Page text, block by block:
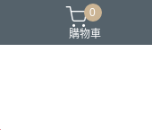
0
購物車